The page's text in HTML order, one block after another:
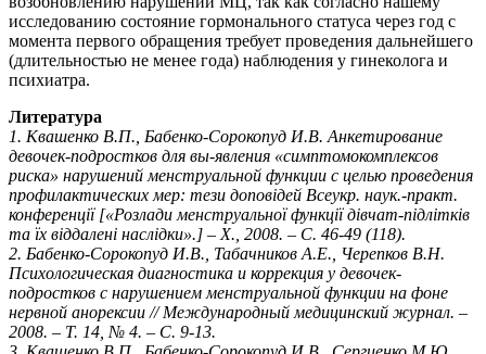
исследованию состояние гормонального статуса через год с
момента первого обращения требует проведения дальнейшего
(длительностью не менее года) наблюдения у гинеколога и
психиатра.
Литература
1. Квашенко В.П., Бабенко-Сорокопуд И.В. Анкетирование
девочек-подростков для вы-явления «симптомокомплексов
риска» нарушений менструальной функции с целью проведения
профилактических мер: тези доповідей Всеукр. наук.-практ.
конференції [«Розлади менструальної функції дівчат-підлітків
та їх віддалені наслідки».] – Х., 2008. – С. 46-49 (118).
2. Бабенко-Сорокопуд И.В., Табачников А.Е., Черепков В.Н.
Психологическая диагностика и коррекция у девочек-
подростков c нарушением менструальной функции на фоне
нервной анорексии // Международный медицинский журнал. –
2008. – Т. 14, № 4. – С. 9-13.